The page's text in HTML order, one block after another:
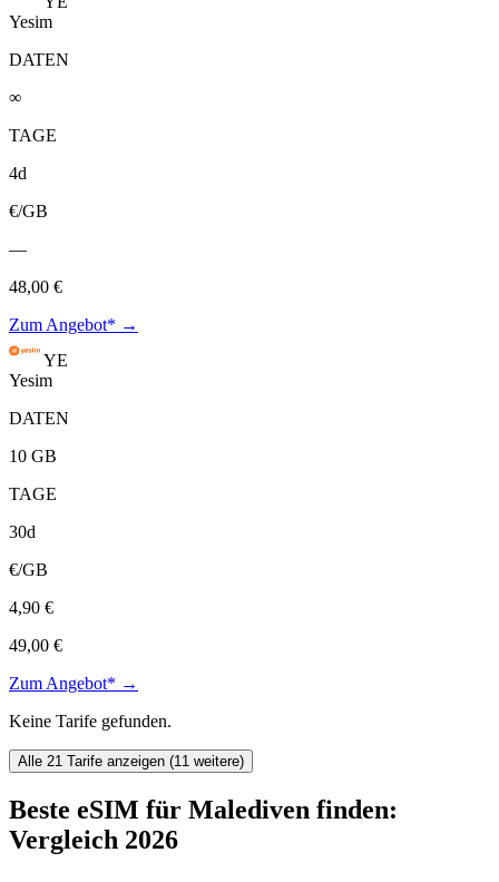
Yesim
DATEN
∞
TAGE
4d
€/GB
—
48,00 €
Zum Angebot* →
YE
Yesim
DATEN
10 GB
TAGE
30d
€/GB
4,90 €
49,00 €
Zum Angebot* →
Keine Tarife gefunden.
Alle 21 Tarife anzeigen (11 weitere)
Beste eSIM für Malediven finden:
Vergleich 2026